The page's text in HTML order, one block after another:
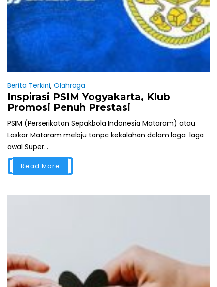
Berita Terkini, Olahraga
Inspirasi PSIM Yogyakarta, Klub
Promosi Penuh Prestasi
PSIM (Perserikatan Sepakbola Indonesia Mataram) atau
Laskar Mataram melaju tanpa kekalahan dalam laga-laga
awal Super...
Read More